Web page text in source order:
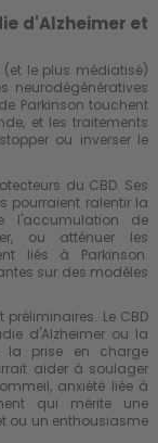
d'Alzheimer et
(et le plus médiatisé)
neurodégénératives
Parkinson touchent
et les traitements
ou inverser le
du CBD. Ses
pourraient ralentir la
l'accumulation de
ou atténuer les
liés à Parkinson.
sur des modèles
Le CBD
d'Alzheimer ou la
la prise en charge
aider à soulager
anxiété liée à
qui mérite une
ou un enthousiasme